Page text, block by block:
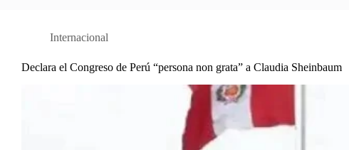
Internacional
Declara el Congreso de Perú “persona non grata” a Claudia Sheinbaum